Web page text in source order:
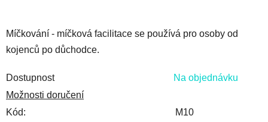
Míčkování - míčková facilitace se používá pro osoby od
kojenců po důchodce.
Dostupnost
Na objednávku
Možnosti doručení
Kód:
M10